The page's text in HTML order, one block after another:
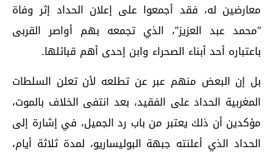
معارضين له، فقد أجمعوا على إعلان الحداد إثر وفاة
“محمد عبد العزيز”، الذي تجمعه بهم أواصر القربى
باعتباره أحد أبناء الصحراء وابن إحدى أهم قبائلها.
بل إن البعض منهم عبر عن تطلعه لأن تعلن السلطات
المغربية الحداد على الفقيد، بعد انتفى الخلاف بالموت،
مؤكدين أن ذلك يعتبر من باب رد الجميل، في إشارة إلى
الحداد الذي أعلنته جبهة البوليساريو، لمدة ثلاثة أيام،